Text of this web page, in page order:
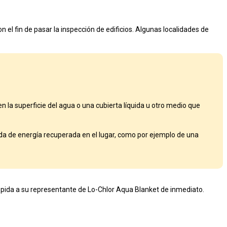
el fin de pasar la inspección de edificios. Algunas localidades de
la superficie del agua o una cubierta líquida u otro medio que
de energía recuperada en el lugar, como por ejemplo de una
a su representante de Lo-Chlor Aqua Blanket de inmediato.